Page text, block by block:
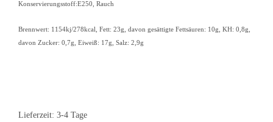
Konservierungsstoff:E250, Rauch
Brennwert: 1154kj/278kcal, Fett: 23g, davon gesättigte Fettsäuren: 10g, KH: 0,8g,
davon Zucker: 0,7g, Eiweiß: 17g, Salz: 2,9g
Lieferzeit: 3-4 Tage